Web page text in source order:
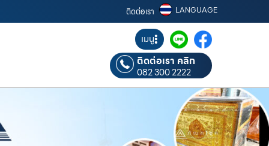
ติดต่อเรา LANGUAGE
เมนู
ติดต่อเรา คลิก
082 300 2222